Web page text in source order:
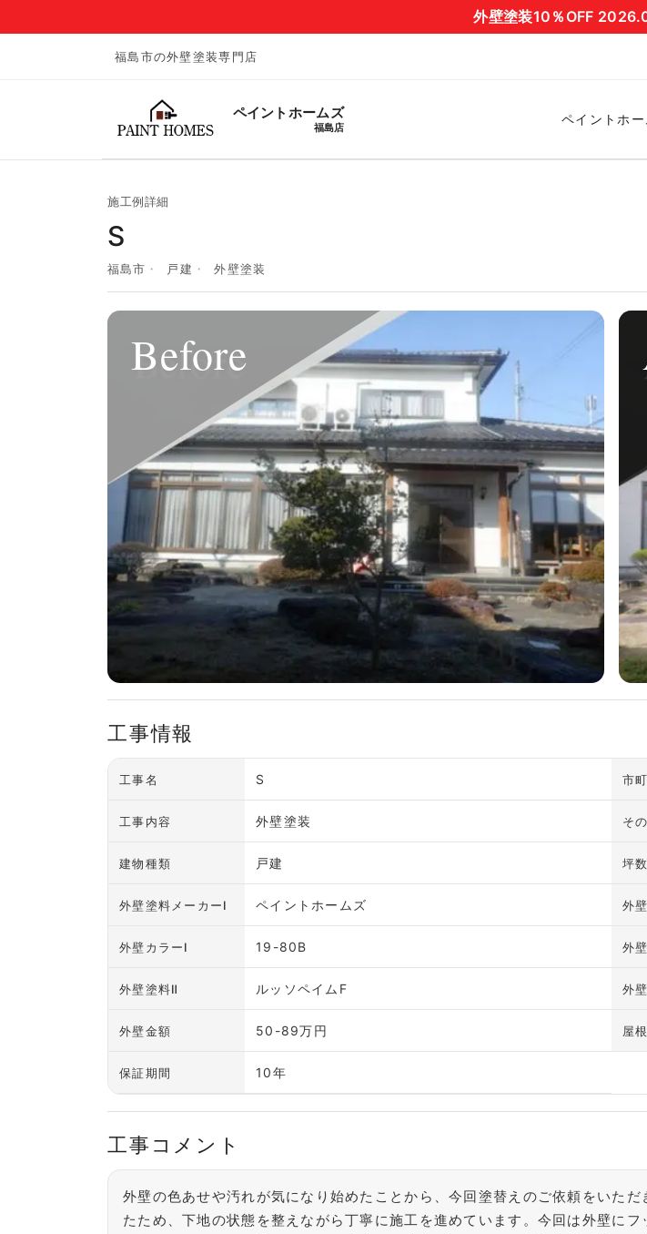
外壁塗装10％OFF
福島市の外壁塗装専門店
ペイントホームズ
福島店
ペイントホー
施工例詳細
S
福島市 戸建 外壁塗装
Before
工事情報
工事名 S 市
工事内容 外壁塗装 そ
建物種類 戸建 坪数
外壁塗料メーカーⅠ ペイントホームズ 外
外壁カラーⅠ 19-80B 外
外壁塗料Ⅱ ルッソペイムF 外
外壁金額 50-89万円 屋
保証期間 10年
工事コメント
外壁の色あせや汚れが気になり始めたことから、今回塗替えのご依頼をいた
たため、下地の状態を整えながら丁寧に施工を進めています。今回は外壁に